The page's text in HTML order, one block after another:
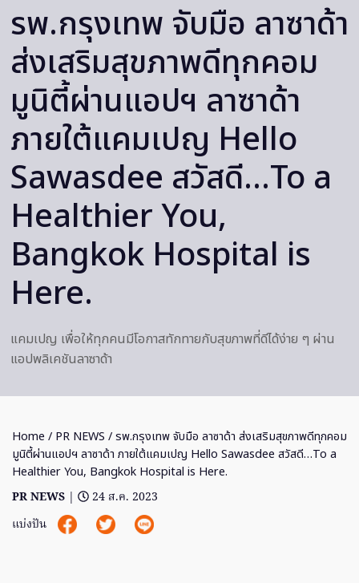
รพ.กรุงเทพ จับมือ ลาซาด้า
ส่งเสริมสุขภาพดีทุกคอม
มูนิตี้ผ่านแอปฯ ลาซาด้า
ภายใต้แคมเปญ Hello
Sawasdee สวัสดี…To a
Healthier You,
Bangkok Hospital is
Here.
แคมเปญ เพื่อให้ทุกคนมีโอกาสทักทายกับสุขภาพที่ดีได้ง่าย ๆ ผ่าน
แอปพลิเคชันลาซาด้า
Home / PR NEWS / รพ.กรุงเทพ จับมือ ลาซาด้า ส่งเสริมสุขภาพดีทุกคอม
มูนิตี้ผ่านแอปฯ ลาซาด้า ภายใต้แคมเปญ Hello Sawasdee สวัสดี…To a
Healthier You, Bangkok Hospital is Here.
PR NEWS |
24 ส.ค. 2023
แบ่งปัน